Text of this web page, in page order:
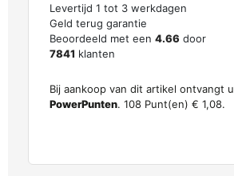
Levertijd 1 tot 3 werkdagen
Geld terug garantie
Beoordeeld met een 4.66 door
7841 klanten
Bij aankoop van dit artikel ontvangt u
PowerPunten. 108 Punt(en) € 1,08.